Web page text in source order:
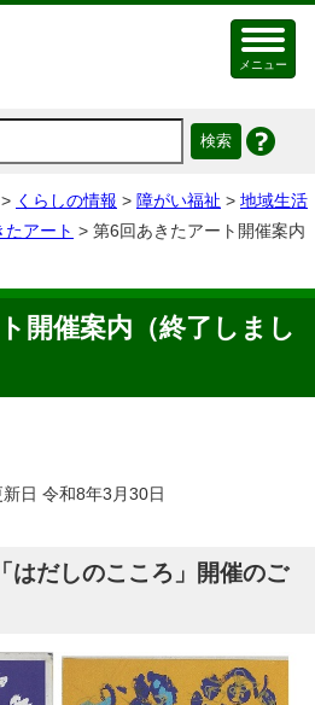
メニュー
> くらしの情報 > 障がい福祉 > 地域生活
たアート > 第6回あきたアート開催案内
開催案内（終了しまし
日 令和8年3月30日
はだしのこころ」開催のご